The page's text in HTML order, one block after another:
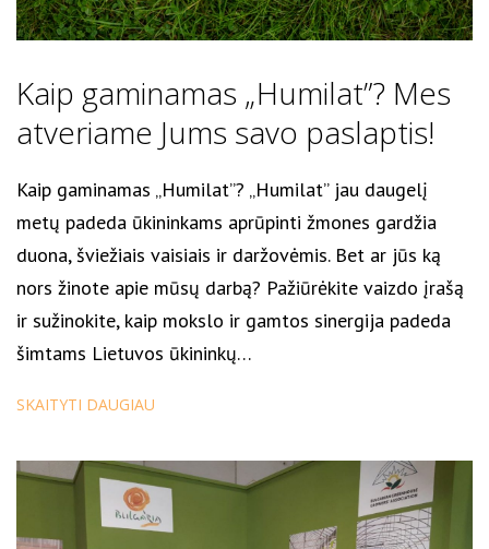
Kaip gaminamas „Humilat”? Mes
atveriame Jums savo paslaptis!
Kaip gaminamas „Humilat”? „Humilat” jau daugelį
metų padeda ūkininkams aprūpinti žmones gardžia
duona, šviežiais vaisiais ir daržovėmis. Bet ar jūs ką
nors žinote apie mūsų darbą? Pažiūrėkite vaizdo įrašą
ir sužinokite, kaip mokslo ir gamtos sinergija padeda
šimtams Lietuvos ūkininkų…
SKAITYTI DAUGIAU